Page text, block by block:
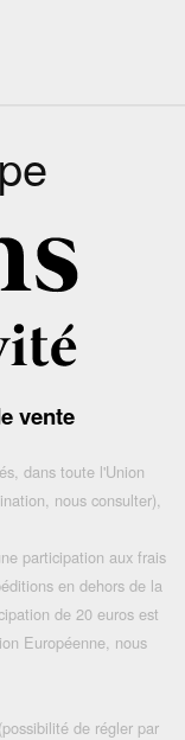
vente
dans toute l'Union
nous consulter),
participation aux frais
en dehors de la
de 20 euros est
Européenne, nous
de régler par